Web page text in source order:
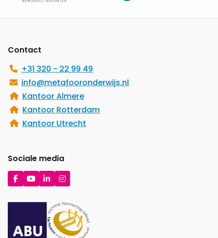
Contact
+31 320 - 22 99 49
info@metafooronderwijs.nl
Kantoor Almere
Kantoor Rotterdam
Kantoor Utrecht
Sociale media
Ga
naar
Facebook
Ga
naar
YouTube
Ga
naar
LinkedIn
Ga
naar
Instagram